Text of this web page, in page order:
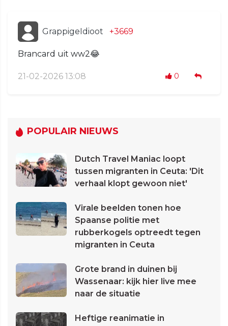
GrappigeIdioot +3669
Brancard uit ww2😂
21-02-2026 13:08 0
POPULAIR NIEUWS
Dutch Travel Maniac loopt
tussen migranten in Ceuta: 'Dit
verhaal klopt gewoon niet'
Virale beelden tonen hoe
Spaanse politie met
rubberkogels optreedt tegen
migranten in Ceuta
Grote brand in duinen bij
Wassenaar: kijk hier live mee
naar de situatie
Heftige reanimatie in